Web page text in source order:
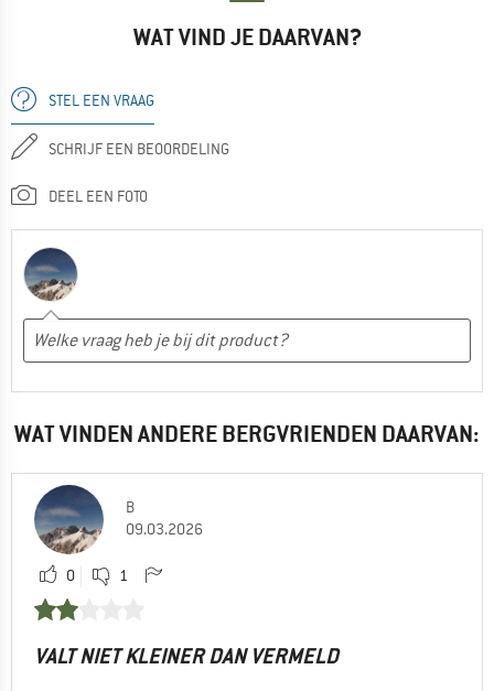
WAT VIND JE DAARVAN?
STEL EEN VRAAG
SCHRIJF EEN BEOORDELING
DEEL EEN FOTO
WAT VINDEN ANDERE BERGVRIENDEN DAARVAN:
B
09.03.2026
0 1
VALT NIET KLEINER DAN VERMELD